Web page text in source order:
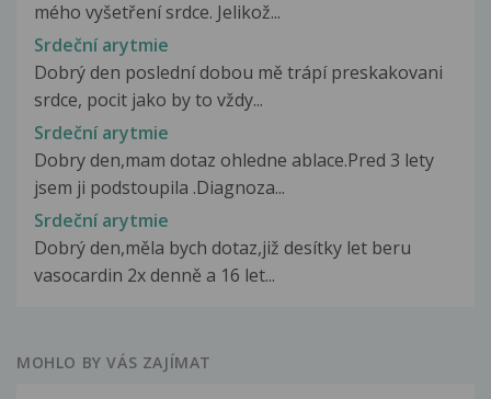
mého vyšetření srdce. Jelikož...
Srdeční arytmie
Dobrý den poslední dobou mě trápí preskakovani
srdce, pocit jako by to vždy...
Srdeční arytmie
Dobry den,mam dotaz ohledne ablace.Pred 3 lety
jsem ji podstoupila .Diagnoza...
Srdeční arytmie
Dobrý den,měla bych dotaz,již desítky let beru
vasocardin 2x denně a 16 let...
MOHLO BY VÁS ZAJÍMAT